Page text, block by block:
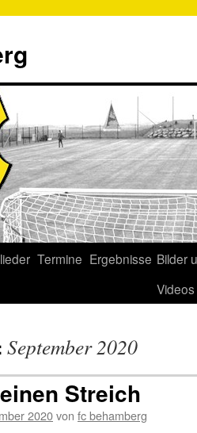
Termine Ergebnisse Bilder
Videos
September 2020
Streich
2020von fc behamberg